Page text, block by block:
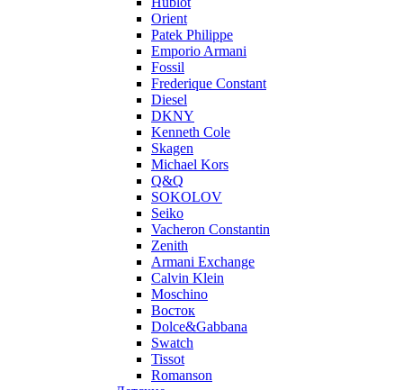
Orient
Patek Philippe
Emporio Armani
Fossil
Frederique Constant
Diesel
DKNY
Kenneth Cole
Skagen
Michael Kors
Q&Q
SOKOLOV
Seiko
Vacheron Constantin
Zenith
Armani Exchange
Calvin Klein
Moschino
Восток
Dolce&Gabbana
Swatch
Tissot
Romanson